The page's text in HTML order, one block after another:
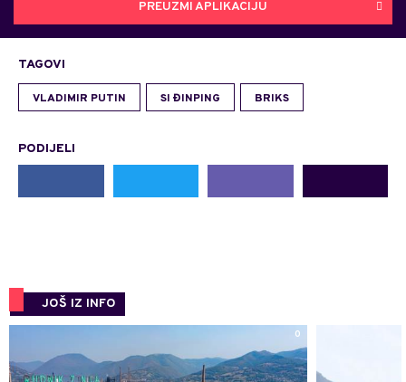
PREUZMI APLIKACIJU
TAGOVI
VLADIMIR PUTIN SI ĐINPING BRIKS
PODIJELI
JOŠ IZ INFO
0